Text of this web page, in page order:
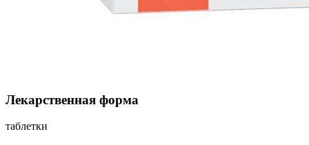
Лекарственная форма
таблетки